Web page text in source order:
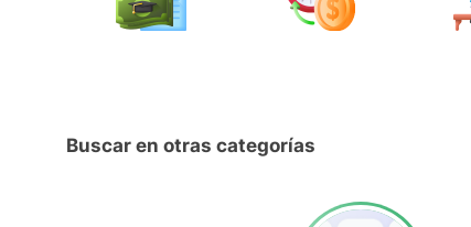
Buscar en otras categorías